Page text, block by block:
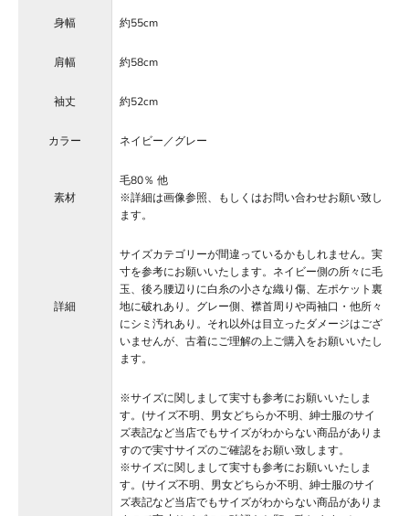
身幅 約55cm
肩幅 約58cm
袖丈 約52cm
カラー ネイビー／グレー
素材
毛80％ 他
※詳細は画像参照、もしくはお問い合わせお願い致し
ます。
詳細
サイズカテゴリーが間違っているかもしれません。実
寸を参考にお願いいたします。ネイビー側の所々に毛
玉、後ろ腰辺りに白糸の小さな織り傷、左ポケット裏
地に破れあり。グレー側、襟首周りや両袖口・他所々
にシミ汚れあり。それ以外は目立ったダメージはござ
いませんが、古着にご理解の上ご購入をお願いいたし
ます。
※サイズに関しまして実寸も参考にお願いいたしま
す。(サイズ不明、男女どちらか不明、紳士服のサイ
ズ表記など当店でもサイズがわからない商品がありま
すので実寸サイズのご確認をお願い致します。
※サイズに関しまして実寸も参考にお願いいたしま
す。(サイズ不明、男女どちらか不明、紳士服のサイ
ズ表記など当店でもサイズがわからない商品がありま